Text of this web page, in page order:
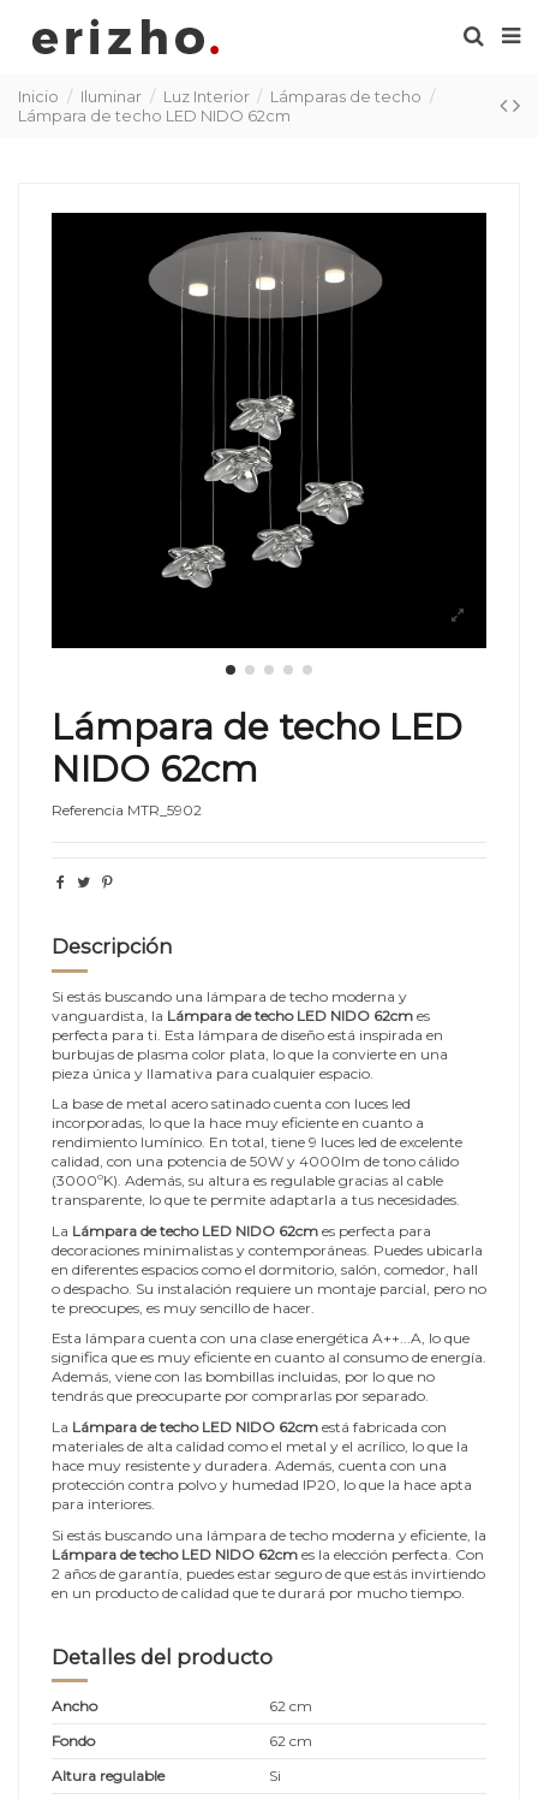
Inicio Iluminar Luz Interior
Lámparas de techo
Lámpara de techo LED NIDO 62cm
Lámpara de techo LED
NIDO 62cm
Referencia MTR_5902
Descripción
Si estás buscando una lámpara de techo moderna y
vanguardista, la Lámpara de techo LED NIDO 62cm es
perfecta para ti. Esta lámpara de diseño está inspirada en
burbujas de plasma color plata, lo que la convierte en una
pieza única y llamativa para cualquier espacio.
La base de metal acero satinado cuenta con luces led
incorporadas, lo que la hace muy eficiente en cuanto a
rendimiento lumínico. En total, tiene 9 luces led de excelente
calidad, con una potencia de 50W y 4000lm de tono cálido
(3000ºK). Además, su altura es regulable gracias al cable
transparente, lo que te permite adaptarla a tus necesidades.
La Lámpara de techo LED NIDO 62cm es perfecta para
decoraciones minimalistas y contemporáneas. Puedes ubicarla
en diferentes espacios como el dormitorio, salón, comedor, hall
o despacho. Su instalación requiere un montaje parcial, pero no
te preocupes, es muy sencillo de hacer.
Esta lámpara cuenta con una clase energética A++...A, lo que
significa que es muy eficiente en cuanto al consumo de energía.
Además, viene con las bombillas incluidas, por lo que no
tendrás que preocuparte por comprarlas por separado.
La Lámpara de techo LED NIDO 62cm está fabricada con
materiales de alta calidad como el metal y el acrílico, lo que la
hace muy resistente y duradera. Además, cuenta con una
protección contra polvo y humedad IP20, lo que la hace apta
para interiores.
Si estás buscando una lámpara de techo moderna y eficiente, la
Lámpara de techo LED NIDO 62cm es la elección perfecta. Con
2 años de garantía, puedes estar seguro de que estás invirtiendo
en un producto de calidad que te durará por mucho tiempo.
Detalles del producto
Ancho
62 cm
Fondo
62 cm
Altura regulable
Si